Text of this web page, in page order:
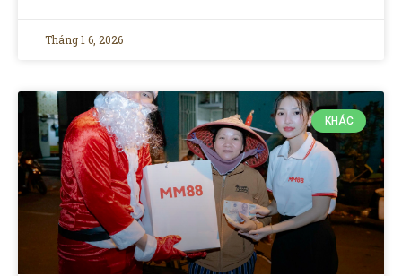
Tháng 1 6, 2026
KHÁC